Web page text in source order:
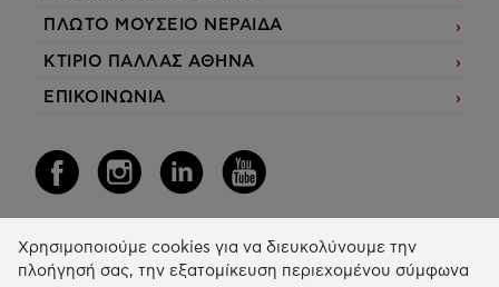
ΠΛΩΤΟ ΜΟΥΣΕΙΟ ΝΕΡΑΙΔΑ
ΚΤΙΡΙΟ ΠΑΛΛΑΣ ΑΘΗΝΑ
ΕΠΙΚΟΙΝΩΝΙΑ
Η Δράση μας
Χρησιμοποιούμε cookies για να διευκολύνουμε την
πλοήγησή σας, την εξατομίκευση περιεχομένου σύμφωνα